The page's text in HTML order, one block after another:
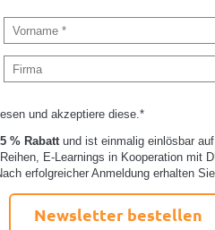
und akzeptiere diese.*
% Rabattund ist einmalig einlösbar
E-Learnings in Kooperation mit
erfolgreicher Anmeldung erhalten
Newsletter bestellen